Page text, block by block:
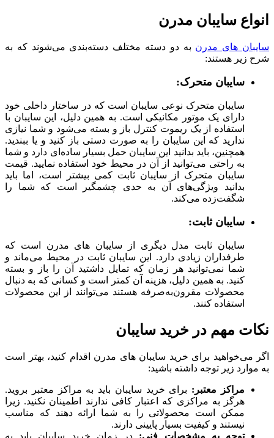
انواع سایبان مدرن
سایبان های مدرن به دو دسته مختلف دسته‌بندی می‌شوند که به
شرح زیر هستند:
سایبان متحرک:
سایبان متحرک نوعی سایبان است که در ساختار داخلی خود
دارای یک موتور مکانیکی است. به همین دلیل، این سایبان با
استفاده از یک ریموت کنترل باز و بسته می‌شود و شما نیازی
ندارید که این سایبان را به صورت دستی باز کنید و یا ببندید.
همچنین، باید بدانید این سایبان حمل بسیار ساده‌ای دارد و شما
به راحتی می‌توانید از آن در محیط خود استفاده نمایید. قیمت
سایبان متحرک از سایبان ثابت کمی بیشتر است، اما باید
بدانید ویژگی‌های آن به حدی چشمگیر است که شما را
شگفت‌زده می‌کند.
سایبان ثابت:
سایبان ثابت مدل دیگری از سایبان های مدرن است که
طرفداران زیادی دارد. این سایبان ثابت در محیط می‌ماند و
شما نمی‌توانید هر زمان که تمایل داشتید آن را باز و بسته
کنید. به همین دلیل، هزینه آن کمتر است و کسانی که به دنبال
محصولات مقرون‌به‌صرفه هستند می‌توانند از این محصولات
استفاده کنند.
نکات مهم در خرید سایبان
اگر می‌خواهید برای خرید سایبان های مدرن اقدام کنید، بهتر است
به موارد زیر توجه داشته باشید:
مراکز معتبر: برای خرید سایبان باید به مراکز معتبر بروید.
هرگز به مراکزی که اعتبار کافی ندارند اطمینان نکنید. زیرا
ممکن است محصولاتی را به شما ارائه دهند که مناسب
نیستند و کیفیت بسیار پایینی دارند.
توجه به مشخصات فنی: در زمان خرید سایبان باید به